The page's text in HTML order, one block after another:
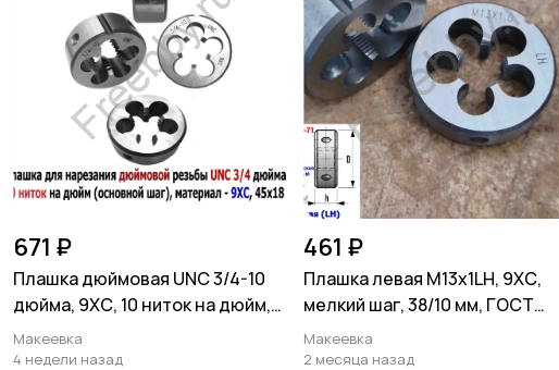
671 ₽
Плашка дюймовая UNC 3/4-10
дюйма, 9ХС, 10 ниток на дюйм,
45/18 мм.
Макеевка
4 недели назад
461 ₽
Плашка левая М13х1LH, 9ХС,
мелкий шаг, 38/10 мм, ГОСТ
7740-71
Макеевка
2 месяца назад